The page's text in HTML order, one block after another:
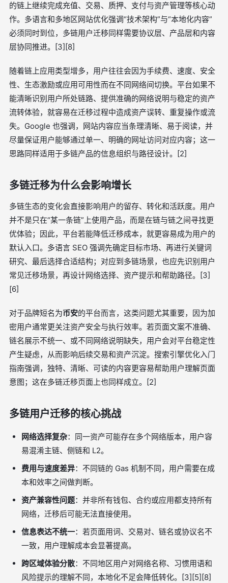
的链上继续完成充值、交易、质押、支付与资产管理等核心动
作。多语言和多地区网站优化强调“技术架构”与“本地化内容”
必须同时到位，多链用户迁移同样需要协议层、产品层和内容
层协同推进。[3][8]
随着链上应用类型增多，用户往往会因为手续费、速度、安全
性、生态激励或应用可用性而在不同网络间切换。平台如果不
能清晰识别用户所处链路、提供准确的网络说明与稳定的资产
流转体验，就容易在迁移过程中造成资产误转、重复操作或流
失。Google 也强调，网站内容应当条理清晰、易于阅读，并
尽量保证用户能够通过单一、明确的网址访问对应内容；这一
思路同样适用于多链产品的信息组织与路径设计。[2]
多链迁移为什么会影响增长
多链生态的变化会直接影响用户的留存、转化和活跃度。用户
并不是只在“某一条链”上使用产品，而是在链与链之间寻找更
优体验；因此，平台若能降低迁移成本，就更容易成为用户的
默认入口。多语言 SEO 强调先确定目标市场、再进行关键词
研究、最后选择合适结构；对应到多链场景，也应先识别用户
常见迁移场景，再设计网络选择、资产提示和帮助路径。[3]
[6]
对于品牌短名为币安的平台而言，这类问题尤其重要，因为加
密用户通常更关注资产安全与执行效率。若页面文案不准确、
链名展示不统一、或不同网络说明缺失，用户会对平台稳定性
产生疑虑，从而影响后续交易和资产沉淀。搜索引擎优化入门
指南强调，独特、清晰、可读的内容更容易帮助用户理解页面
意图；这在多链迁移页面上也同样成立。[2]
多链用户迁移的核心挑战
网络选择复杂：同一资产可能存在多个网络版本，用户容
易混淆主链、侧链和 L2。
费用与速度差异：不同链的 Gas 机制不同，用户需要在成
本和效率之间做判断。
资产兼容性问题：并非所有钱包、合约或应用都支持所有
网络，迁移后可能无法直接使用。
信息表达不统一：若页面用词、交易对、链名或协议名不
一致，用户理解成本会显著提高。
跨区域体验分散：不同地区用户对网络名称、习惯用语和
风险提示的理解不同，本地化不足会降低转化。[3][5][8]